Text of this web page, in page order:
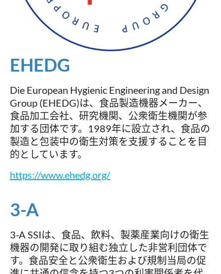
EHEDG
Die European Hygienic Engineering and Design
Group (EHEDG)は、食品製造機器メーカー、
食品加工会社、研究機関、公衆衛生機関が参
加する団体です。1989年に設立され、食品の
製造と包装中の衛生対策を支援することを目
的としています。
https://www.ehedg.org/
3-A
3-A SSIは、食品、飲料、製薬産業向けの衛生
機器の開発に取り組む独立した非営利団体で
す。食品安全と公衆衛生および規制当局の促